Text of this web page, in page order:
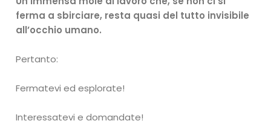
ferma a sbirciare, resta quasi del tutto invisibile
all’occhio umano.
Pertanto:
Fermatevi ed esplorate!
Interessatevi e domandate!